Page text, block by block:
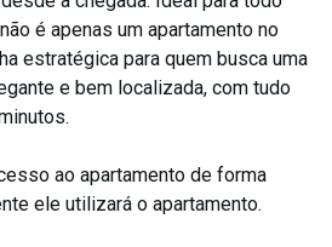
é apenas um apartamento no
estratégica para quem busca uma
e bem localizada, com tudo
ao apartamento de forma
ele utilizará o apartamento.